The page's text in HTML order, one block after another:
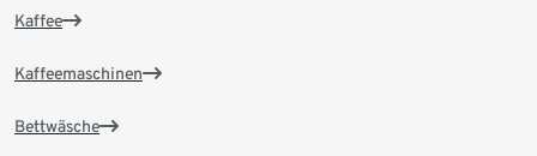
Kaffee
Kaffeemaschinen
Bettwäsche